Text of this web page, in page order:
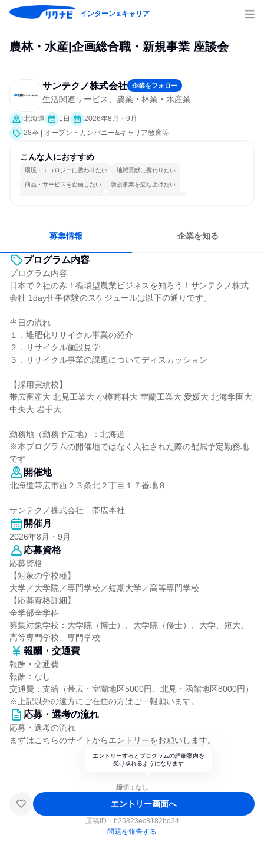
インターン＆キャリア
農林・水産|企画総合職・新規事業 座談会
サンテクノ株式会社 企業をフォロー
生活関連サービス、農業・林業・水産業
北海道 1日
2026年8月・9月
28卒 | オープン・カンパニー&キャリア教育等
こんな人におすすめ
環境・エコロジーに携わりたい 地域貢献に携わりたい
商品・サービスを企画したい 新規事業を立ち上げたい
穏やかで互いのペースを尊重 コミュニケーションが活発
募集情報 企業を知る
プログラム内容
プログラム内容
日本で２社のみ！循環型農業ビジネスを知ろう！サンテクノ株式
会社 1day仕事体験のスケジュールは以下の通りです。
当日の流れ
１．堆肥化リサイクル事業の紹介
２．リサイクル施設見学
３．リサイクル事業の課題についてディスカッション
【採用実績校】
帯広畜産大 北見工業大 小樽商科大 室蘭工業大 愛媛大 北海学園大
中央大 岩手大
勤務地（勤務予定地）：北海道
※本プログラムの開催地ではなく入社された際の配属予定勤務地
です
開催地
北海道帯広市西２３条北２丁目１７番地８
サンテクノ株式会社 帯広本社
開催月
2026年8月・9月
応募資格
応募資格
【対象の学校種】
大学／大学院／専門学校／短期大学／高等専門学校
【応募資格詳細】
全学部全学科
募集対象学校：大学院（博士）、大学院（修士）、大学、短大、
高等専門学校、専門学校
報酬・交通費
報酬・交通費
報酬：なし
交通費：支給（帯広・室蘭地区5000円、北見・函館地区8000円）
※上記以外の遠方にご在住の方はご一報願います。
応募・選考の流れ
応募・選考の流れ
まずはこちらのサイトからエントリーをお願いします。
エントリーするとプログラムの詳細案内を
受け取れるようになります
締切：なし
エントリー画面へ
原稿ID： b25823ec8182bd24
問題を報告する